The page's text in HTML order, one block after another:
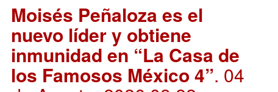
Moisés Peñaloza es el
nuevo líder y obtiene
inmunidad en “La Casa de
los Famosos México 4”. 04